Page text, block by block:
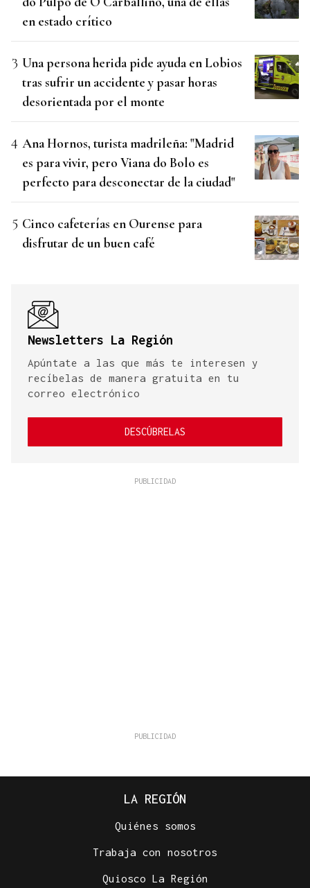
en estado crítico
Una persona herida pide ayuda en Lobios
tras sufrir un accidente y pasar horas
desorientada por el monte
Ana Hornos, turista madrileña: "Madrid
es para vivir, pero Viana do Bolo es
perfecto para desconectar de la ciudad"
Cinco cafeterías en Ourense para
disfrutar de un buen café
Newsletters La Región
Apúntate a las que más te interesen y
recíbelas de manera gratuita en tu
correo electrónico
DESCÚBRELAS
LA REGIÓN
Quiénes somos
Trabaja con nosotros
Quiosco La Región